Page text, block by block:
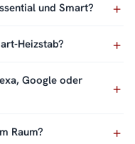
und Smart?
Heizstab?
Google oder
Raum?